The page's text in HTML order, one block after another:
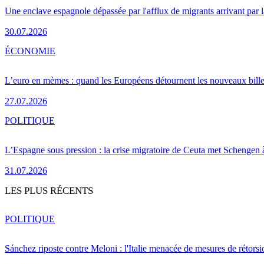
Une enclave espagnole dépassée par l'afflux de migrants arrivant par
30.07.2026
L’euro en mèmes : quand les Européens détournent les nouveaux
27.07.2026
ÉCONOMIE
L’Espagne sous pression : la crise migratoire de Ceuta met Schengen
31.07.2026
POLITIQUE
LES PLUS RÉCENTS
Sánchez riposte contre Meloni : l'Italie menacée de mesures de
POLITIQUE